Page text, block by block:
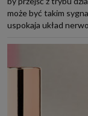
może być takim
uspokaja układ